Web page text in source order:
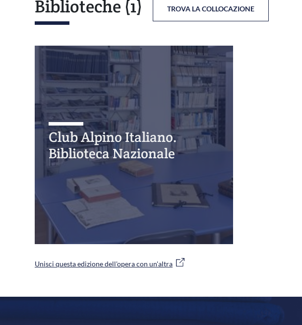
Biblioteche (1) TROVA LA COLLOCAZIONE
Club Alpino Italiano.
Biblioteca Nazionale
Unisci questa edizione dell'opera con un'altra